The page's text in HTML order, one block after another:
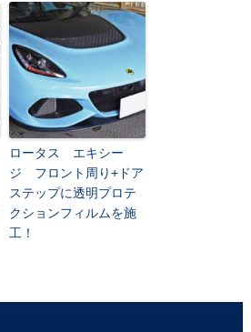
ロータス エキシー
ジ フロント周り+ドア
ステップに透明プロテ
クションフィルムを施
工！